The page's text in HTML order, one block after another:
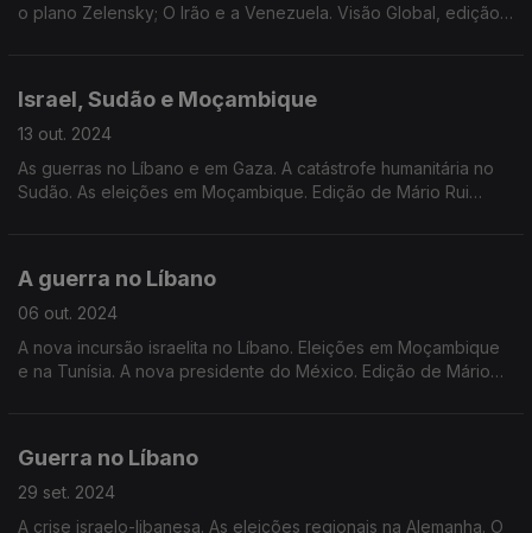
o plano Zelensky; O Irão e a Venezuela. Visão Global, edição
Israel, Sudão e Moçambique
13 out. 2024
As guerras no Líbano e em Gaza. A catástrofe humanitária no
Sudão. As eleições em Moçambique. Edição de Mário Rui
A guerra no Líbano
06 out. 2024
A nova incursão israelita no Líbano. Eleições em Moçambique
e na Tunísia. A nova presidente do México. Edição de Mário
Guerra no Líbano
29 set. 2024
A crise israelo-libanesa. As eleições regionais na Alemanha. O